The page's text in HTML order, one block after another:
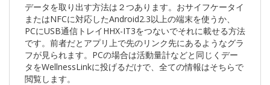
データを取り出す方法は２つあります。おサイフケータイ
またはNFCに対応したAndroid2.3以上の端末を使うか、
PCにUSB通信トレイHHX-IT3をつないでそれに載せる方法
です。前者だとアプリ上で先のリンク先にあるようなグラ
フが見られます。PCの場合は活動量計などと同じくデー
タをWellnessLinkに投げるだけで、全ての情報はそちらで
閲覧します。